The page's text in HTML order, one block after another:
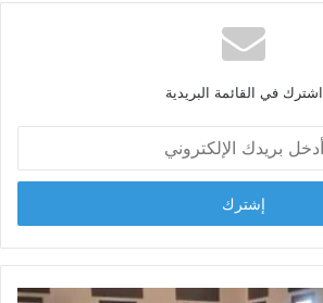
اشترك في القائمة البريدية